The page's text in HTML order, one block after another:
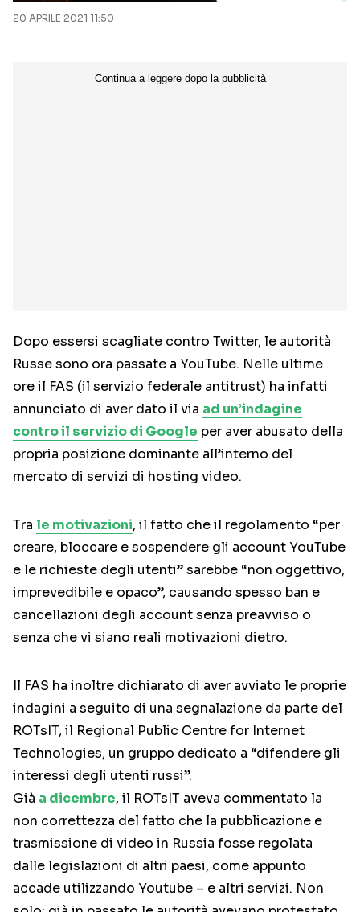
20 APRILE 2021 11:50
Dopo essersi scagliate contro Twitter, le autorità
Russe sono ora passate a YouTube. Nelle ultime
ore il FAS (il servizio federale antitrust) ha infatti
annunciato di aver dato il via ad un’indagine
contro il servizio di Google per aver abusato della
propria posizione dominante all’interno del
mercato di servizi di hosting video.
Tra le motivazioni, il fatto che il regolamento “per
creare, bloccare e sospendere gli account YouTube
e le richieste degli utenti” sarebbe “non oggettivo,
imprevedibile e opaco”, causando spesso ban e
cancellazioni degli account senza preavviso o
senza che vi siano reali motivazioni dietro.
Il FAS ha inoltre dichiarato di aver avviato le proprie
indagini a seguito di una segnalazione da parte del
ROTsIT, il Regional Public Centre for Internet
Technologies, un gruppo dedicato a “difendere gli
interessi degli utenti russi”.
Già a dicembre, il ROTsIT aveva commentato la
non correttezza del fatto che la pubblicazione e
trasmissione di video in Russia fosse regolata
dalle legislazioni di altri paesi, come appunto
accade utilizzando Youtube – e altri servizi. Non